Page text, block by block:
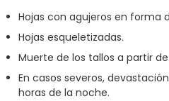
Hojas con agujeros en forma
Hojas esqueletizadas.
Muerte de los tallos a partir
En casos severos,
horas de la noche.